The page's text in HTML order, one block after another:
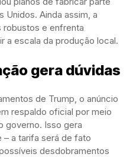
Unidos. Ainda assim, a
robustos e enfrenta
a escala da produção local.
gera dúvidas
de Trump, o anúncio
respaldo oficial por meio
governo. Isso gera
a tarifa será de fato
desdobramentos